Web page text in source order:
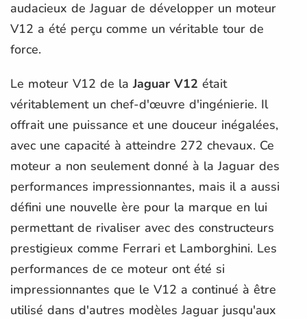
audacieux de Jaguar de développer un moteur
V12 a été perçu comme un véritable tour de
force.
Le moteur V12 de laJaguar V12 était
véritablement un chef-d'œuvre d'ingénierie. Il
offrait une puissance et une douceur inégalées,
avec une capacité à atteindre 272 chevaux. Ce
moteur a non seulement donné à la Jaguar des
performances impressionnantes, mais il a aussi
défini une nouvelle ère pour la marque en lui
permettant de rivaliser avec des constructeurs
prestigieux comme Ferrari et Lamborghini. Les
performances de ce moteur ont été si
impressionnantes que le V12 a continué à être
utilisé dans d'autres modèles Jaguar jusqu'aux